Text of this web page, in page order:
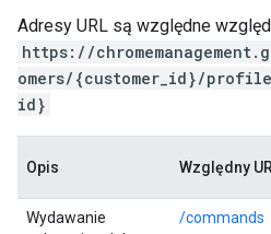
Adresy URL są względne
https://
omers/{customer_id}/
id}
Opis Względny
Wydawanie
/commands